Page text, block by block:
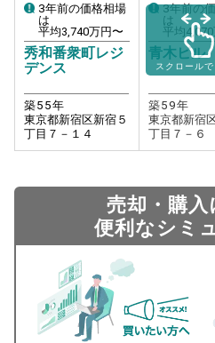
3年前の価格相場
は
平均3,740万円〜
秀和番衆町レジ
デンス
築55年
東京都新宿区新宿５
丁目７－１４
3年前の
は
平均4,070
青木ビル
築59年
東京都新宿
丁目７－６
スクロール
売却・購入
便利なシミ